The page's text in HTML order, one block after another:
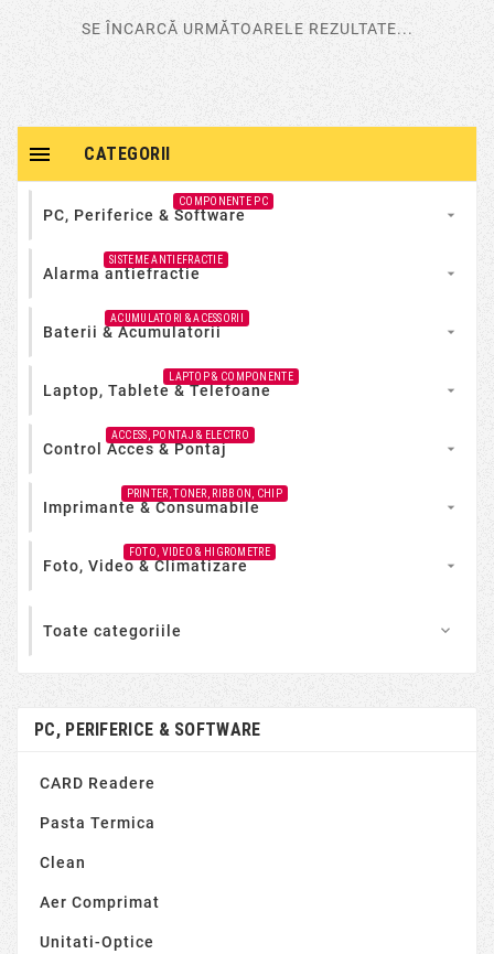
SE ÎNCARCĂ URMĂTOARELE REZULTATE...
CATEGORII

PC, Periferice & Software
COMPONENTE PC

Alarma antiefractie
SISTEME ANTIEFRACTIE

Baterii & Acumulatorii
ACUMULATORI & ACESSORII

Laptop, Tablete & Telefoane
LAPTOP & COMPONENTE

Control Acces & Pontaj
ACCESS, PONTAJ & ELECTRO

Imprimante & Consumabile
PRINTER, TONER, RIBBON, CHIP

Foto, Video & Climatizare
FOTO, VIDEO & HIGROMETRE

Toate categoriile 
PC, PERIFERICE & SOFTWARE
CARD Readere
Pasta Termica
Clean
Aer Comprimat
Unitati-Optice